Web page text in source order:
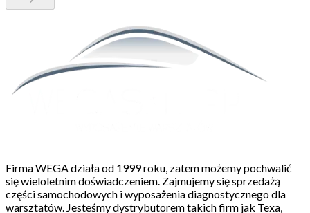
Firma WEGA działa od 1999 roku, zatem możemy pochwalić
się wieloletnim doświadczeniem. Zajmujemy się sprzedażą
części samochodowych i wyposażenia diagnostycznego dla
warsztatów. Jesteśmy dystrybutorem takich firm jak Texa,